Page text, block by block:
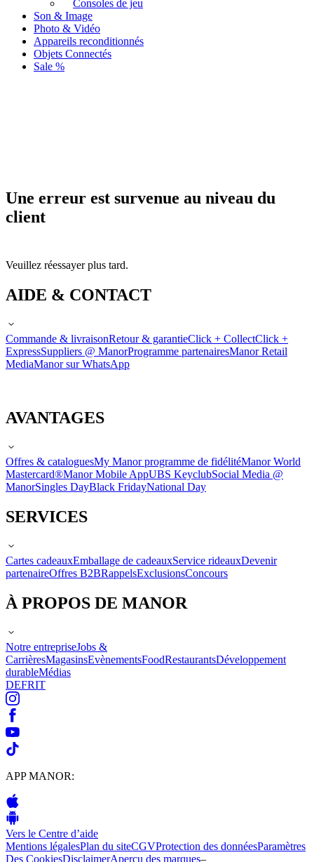
Consoles de jeu
Son & Image
Photo & Vidéo
Appareils reconditionnés
Objets Connectés
Sale %
Une erreur est survenue au niveau du
client
Veuillez réessayer plus tard.
AIDE & CONTACT
Commande & livraisonRetour & garantieClick + CollectClick +
ExpressSuppliers @ ManorProgramme partenairesManor Retail
MediaManor sur WhatsApp
AVANTAGES
Offres & cataloguesMy Manor programme de fidélitéManor World
Mastercard®Manor Mobile AppUBS KeyclubSocial Media @
ManorSingles DayBlack FridayNational Day
SERVICES
Cartes cadeauxEmballage de cadeauxService rideauxDevenir
partenaireOffres B2BRappelsExclusionsConcours
À PROPOS DE MANOR
Notre entrepriseJobs &
CarrièresMagasinsEvènementsFoodRestaurantsDéveloppement
durableMédias
DEFRIT
APP MANOR:
Vers le Centre d’aide
Mentions légalesPlan du siteCGVProtection des donnéesParamètres
Des CookiesDisclaimerAperçu des marques–